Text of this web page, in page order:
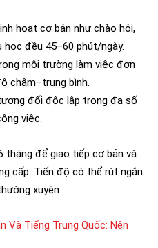
hoạt cơ bản như chào hỏi,
đều 45–60 phút/ngày.
môi trường làm việc đơn
chậm–trung bình.
đối độc lập trong đa số
việc.
tháng để giao tiếp cơ bản và
cấp. Tiến độ có thể rút ngắn
xuyên.
Và Tiếng Trung Quốc: Nên